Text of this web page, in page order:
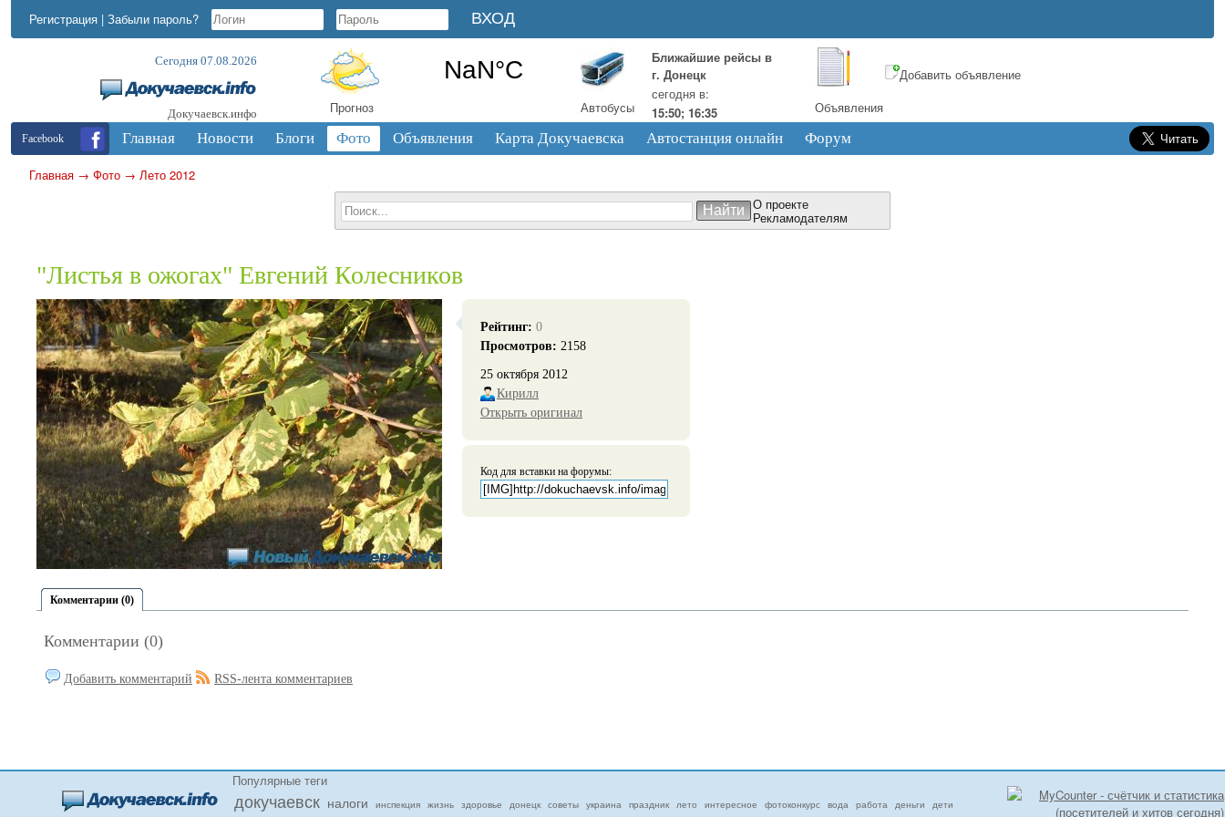
Регистрация | Забыли пароль?
Сегодня 07.08.2026
Докучаевск.инфо Прогноз Автобусы
Ближайшие рейсы в
г. Донецк
сегодня в:
15:50; 16:35
Объявления
Добавить объявление
Facebook Главная Новости Блоги Фото Объявления Карта Докучаевска Автостанция онлайн Форум
Главная → Фото → Лето 2012
О проекте
Рекламодателям
"Листья в ожогах" Евгений Колесников
Рейтинг: 0
Просмотров: 2158
25 октября 2012
Кирилл
Открыть оригинал
Код для вставки на форумы:
Комментарии (0)
Комментарии (0)
Добавить комментарий RSS-лента комментариев
Популярные теги
докучаевск налоги инспекция жизнь здоровье донецк советы украина праздник лето интересное фотоконкурс вода работа деньги дети